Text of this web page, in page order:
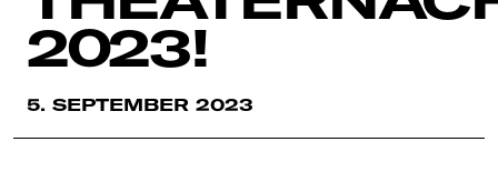
2023!
5. SEPTEMBER 2023